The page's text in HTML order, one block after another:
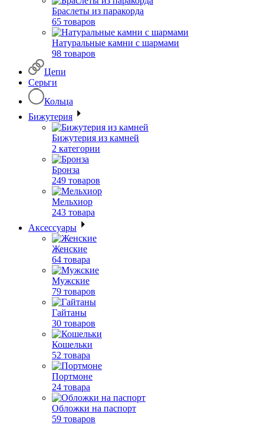
Браслеты из паракорда
65 товаров
Натуральные камни с шармами
98 товаров
Цепи
Серьги
Кольца
Бижутерия
Бижутерия из камней
2 категории
Бронза
249 товаров
Мельхиор
243 товара
Аксессуары
Женские
64 товара
Мужские
79 товаров
Гайтаны
30 товаров
Кошельки
52 товара
Портмоне
24 товара
Обложки на паспорт
59 товаров